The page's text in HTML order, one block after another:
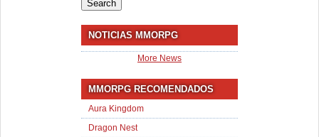
NOTICIAS MMORPG
More News
MMORPG RECOMENDADOS
Aura Kingdom
Dragon Nest